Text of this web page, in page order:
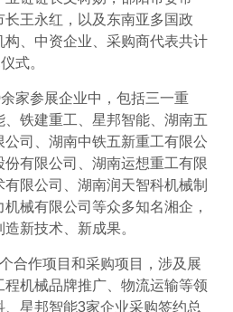
王永红，以及东南亚多国政
、中资企业、采购商代表共计
式。
参展企业中，包括三一重
铁建重工、星邦智能、湖南五
司、湖南中铁五新重工有限公
有限公司、湖南运想重工有限
限公司、湖南润天智科机械制
械有限公司等众多知名湘企，
新技术、新成果。
作项目和采购项目，涉及展
机械品牌推广、物流运输等领
星邦智能3家企业采购签约总